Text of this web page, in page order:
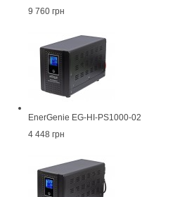
9 760 грн
EnerGenie EG-HI-PS1000-02
4 448 грн